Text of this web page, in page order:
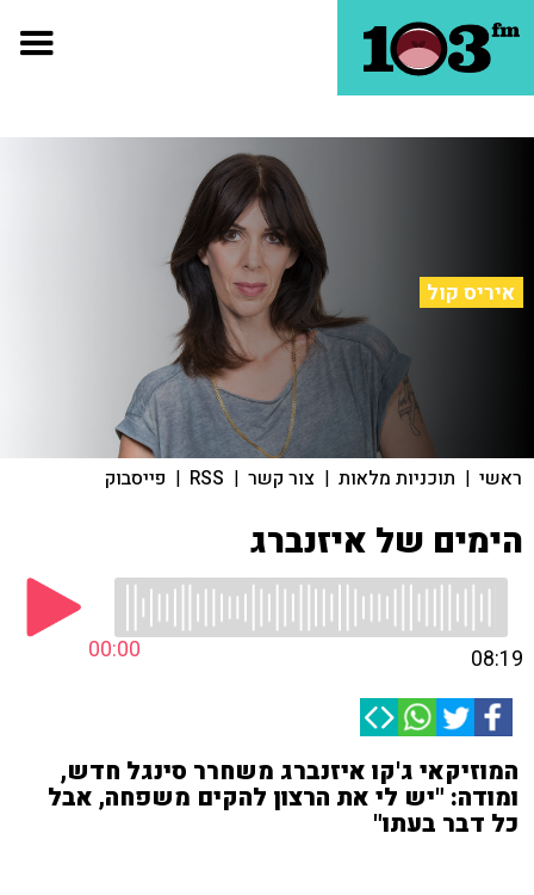
איריס קול
ראשי | תוכניות מלאות | צור קשר |
RSS
| פייסבוק
הימים של איזנברג
00:00 08:19
המוזיקאי ג'קו איזנברג משחרר סינגל חדש,
ומודה: "יש לי את הרצון להקים משפחה, אבל
כל דבר בעתו"